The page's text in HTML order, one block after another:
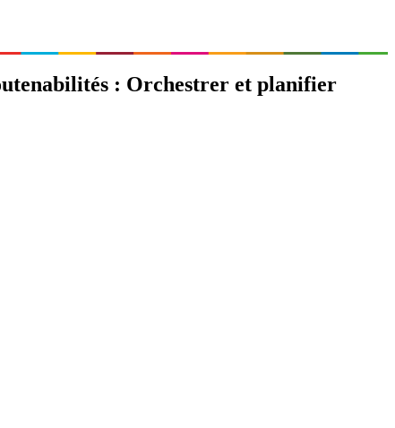
: Orchestrer et planifier